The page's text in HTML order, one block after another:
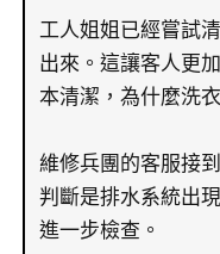
工人姐姐已經嘗試
出來。這讓客人更
本清潔，為什麼洗
維修兵團的客服接
判斷是排水系統出
進一步檢查。